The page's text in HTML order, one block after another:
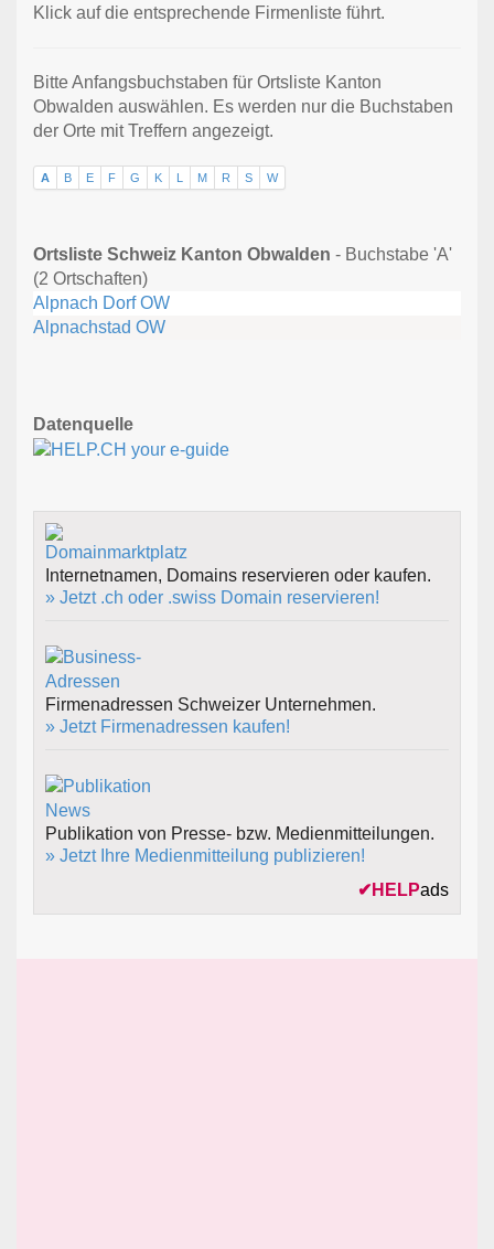
Klick auf die entsprechende Firmenliste führt.
Bitte Anfangsbuchstaben für Ortsliste Kanton
Obwalden auswählen. Es werden nur die Buchstaben
der Orte mit Treffern angezeigt.
A B E F G K M R S W
Ortsliste Schweiz Kanton Obwalden - Buchstabe 'A'
(2 Ortschaften)
Alpnach Dorf OW
Alpnachstad OW
Datenquelle
Internetnamen, Domains reservieren oder kaufen.
» Jetzt .ch oder .swiss Domain reservieren!
Firmenadressen Schweizer Unternehmen.
» Jetzt Firmenadressen kaufen!
Publikation von Presse- bzw. Medienmitteilungen.
» Jetzt Ihre Medienmitteilung publizieren!
✔ HELPads